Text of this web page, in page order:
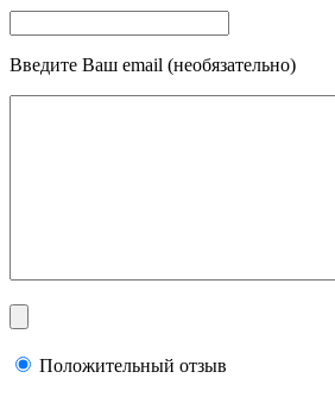
Введите Ваш email (необязательно)
Положительный отзыв